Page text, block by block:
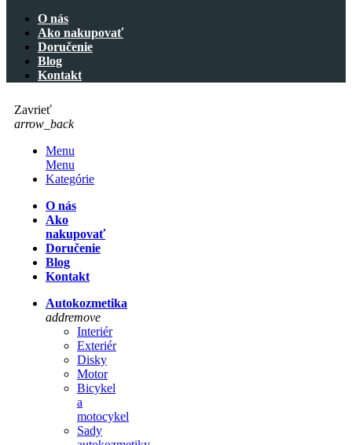
O nás
Ako nakupovať
Doručenie
Blog
Kontakt
Zavrieť
arrow_back
Menu
Menu
Kategórie
O nás
Ako
nakupovať
Doručenie
Blog
Kontakt
Autokozmetika
addremove
Interiér
Exteriér
Disky
Motor
Bicykel
a
motocykel
Sady